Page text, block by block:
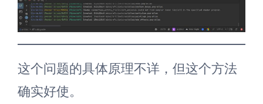
这个问题的具体原理不详，但这个方法
确实好使。